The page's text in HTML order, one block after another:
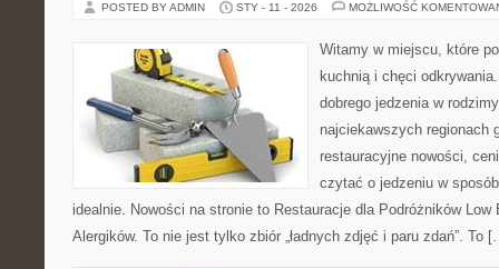
POSTED BY ADMIN STY - 11 - 2026 MOŻLIWOŚĆ
Witamy w miejscu, które
kuchnią i chęci
dobrego jedzenia w
najciekawszych regionach
restauracyjne nowości,
czytać o jedzeniu w
idealnie. Nowości na stronie to Restauracje dla Podróżników Low
Alergików. To nie jest tylko zbiór „ładnych zdjęć i paru zdań”. To